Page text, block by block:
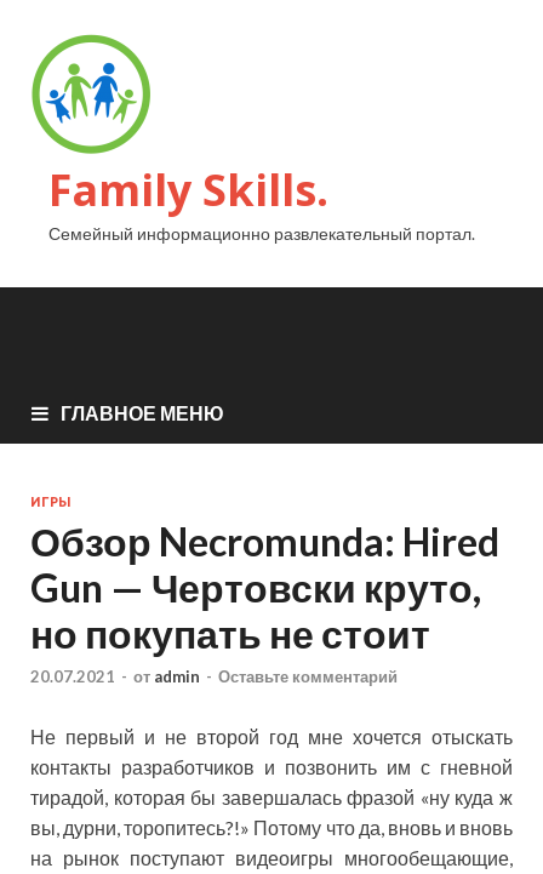
Family Skills.
Семейный информационно развлекательный портал.
ГЛАВНОЕ МЕНЮ
ИГРЫ
Обзор Necromunda: Hired
Gun — Чертовски круто,
но покупать не стоит
20.07.2021 - от admin - Оставьте комментарий
Не первый и не второй год мне хочется отыскать
контакты разработчиков и позвонить им с гневной
тирадой, которая бы завершалась фразой «ну куда ж
вы, дурни, торопитесь?!» Потому что да, вновь и вновь
на рынок поступают видеоигры многообещающие,